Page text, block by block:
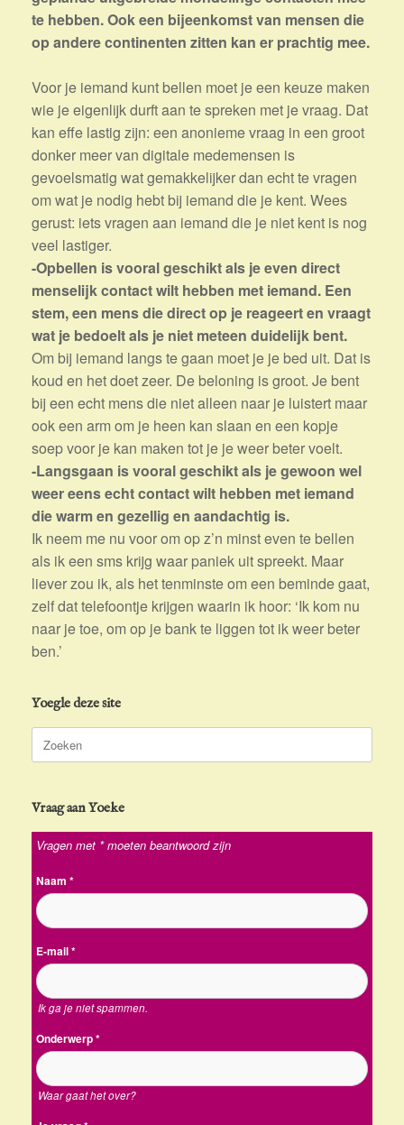
te hebben. Ook een bijeenkomst van mensen die
op andere continenten zitten kan er prachtig mee.
Voor je iemand kunt bellen moet je een keuze maken
wie je eigenlijk durft aan te spreken met je vraag. Dat
kan effe lastig zijn: een anonieme vraag in een groot
donker meer van digitale medemensen is
gevoelsmatig wat gemakkelijker dan echt te vragen
om wat je nodig hebt bij iemand die je kent. Wees
gerust: iets vragen aan iemand die je niet kent is nog
veel lastiger.
-Opbellen is vooral geschikt als je even direct
menselijk contact wilt hebben met iemand. Een
stem, een mens die direct op je reageert en vraagt
wat je bedoelt als je niet meteen duidelijk bent.
Om bij iemand langs te gaan moet je je bed uit. Dat is
koud en het doet zeer. De beloning is groot. Je bent
bij een echt mens die niet alleen naar je luistert maar
ook een arm om je heen kan slaan en een kopje
soep voor je kan maken tot je je weer beter voelt.
-Langsgaan is vooral geschikt als je gewoon wel
weer eens echt contact wilt hebben met iemand
die warm en gezellig en aandachtig is.
Ik neem me nu voor om op z’n minst even te bellen
als ik een sms krijg waar paniek uit spreekt. Maar
liever zou ik, als het tenminste om een beminde gaat,
zelf dat telefoontje krijgen waarin ik hoor: ‘Ik kom nu
naar je toe, om op je bank te liggen tot ik weer beter
ben.’
Yoegle deze site
Zoeken
naar:
Vraag aan Yoeke
Vragen met * moeten beantwoord zijn
Naam *
E-mail*
Ik ga je niet spammen.
Onderwerp*
Waar gaat het over?